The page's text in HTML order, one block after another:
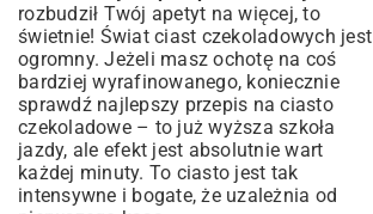
rozbudził Twój apetyt na więcej, to
świetnie! Świat ciast czekoladowych jest
ogromny. Jeżeli masz ochotę na coś
bardziej wyrafinowanego, koniecznie
sprawdź najlepszy przepis na ciasto
czekoladowe– to już wyższa szkoła
jazdy, ale efekt jest absolutnie wart
każdej minuty. To ciasto jest tak
intensywne i bogate, że uzależnia od